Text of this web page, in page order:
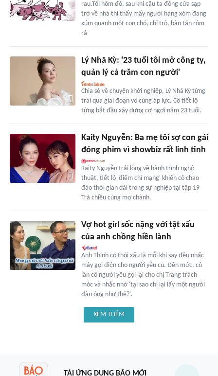
rau.Tối hôm đó, sau khi cậu ta đóng cửa sạp
trở về nhà thì thấy mấy người hàng xóm đang
xúm quanh một con chó, chỉ trỏ, bàn tán rôm
rả
Lý Nhã Kỳ: '23 tuổi tôi mở công ty,
quản lý cả trăm con người'
Chia sẻ về chuyện khởi nghiệp, Lý Nhã Kỳ từng
trải qua giai đoạn vô cùng áp lực. Cô tiết lộ
từng bắt đầu xây dựng cơ ngơi năm 23 tuổi.
Kaity Nguyễn: Ba mẹ tôi sợ con gái
đóng phim vì showbiz rất linh tinh
Kaity Nguyễn trải lòng về hành trình nghệ
thuật, tiết lộ 'điểm chí mạng' khiến cô chao
đảo thời gian dài trong sự nghiệp tại tập 19
Trà chiều cùng mợ chảnh.
Vợ hot girl sốc nặng với tật xấu
của anh chồng hiền lành
Anh Thịnh có thói xấu là mỗi khi say đều nhấc
máy gọi điện cho người yêu cũ. Đến mức, có
lần cô người yêu gọi lại cho chị Trang trách
móc và nhắc nhở 'tại sao chị lại lấy một người
đàn ông như thế?'.
XEM THÊM
TẢI ỨNG DỤNG BÁO MỚI